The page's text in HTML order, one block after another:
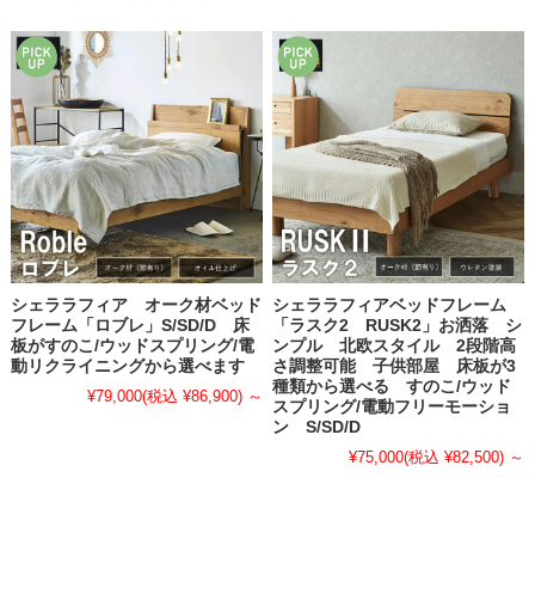
シェララフィア オーク材ベッド
フレーム「ロブレ」S/SD/D 床
板がすのこ/ウッドスプリング/電
動リクライニングから選べます
¥79,000(税込 ¥86,900) ～
シェララフィアベッドフレーム
「ラスク2 RUSK2」お洒落 シ
ンプル 北欧スタイル 2段階高
さ調整可能 子供部屋 床板が3
種類から選べる すのこ/ウッド
スプリング/電動フリーモーショ
ン S/SD/D
¥75,000(税込 ¥82,500) ～